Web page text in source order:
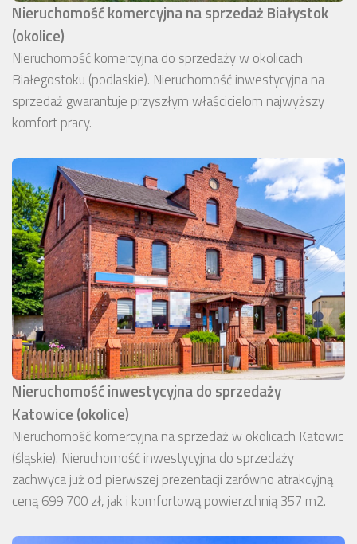
Nieruchomość komercyjna na sprzedaż Białystok
(okolice)
Nieruchomość komercyjna do sprzedaży w okolicach
Białegostoku (podlaskie). Nieruchomość inwestycyjna na
sprzedaż gwarantuje przyszłym właścicielom najwyższy
komfort pracy.
Nieruchomość inwestycyjna do sprzedaży
Katowice (okolice)
Nieruchomość komercyjna na sprzedaż w okolicach Katowic
(śląskie). Nieruchomość inwestycyjna do sprzedaży
zachwyca już od pierwszej prezentacji zarówno atrakcyjną
ceną 699 700 zł, jak i komfortową powierzchnią 357 m2.